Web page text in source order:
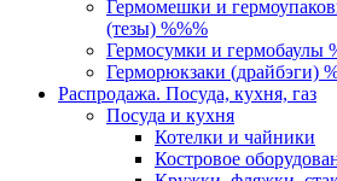
Гермомешки и
(тезы) %%%
Гермосумки и гермобаулы
Герморюкзаки (драйбэги)
Распродажа. Посуда, кухня, газ
Посуда и кухня
Котелки и чайники
Костровое